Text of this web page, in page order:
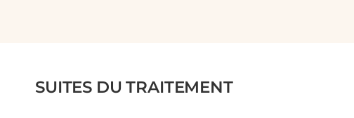
SUITES DU TRAITEMENT